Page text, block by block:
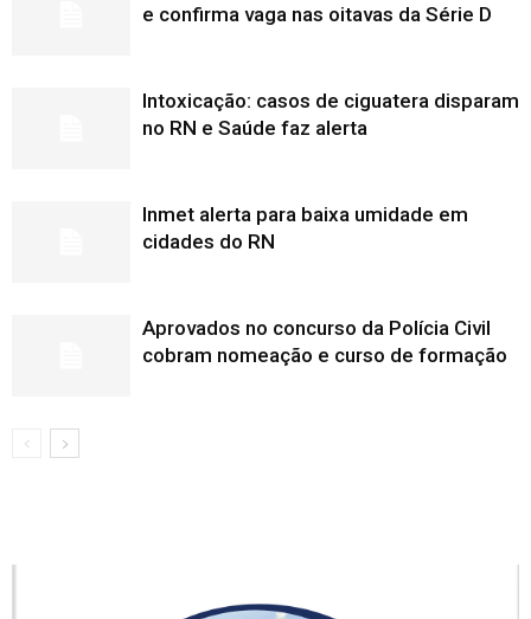
e confirma vaga nas oitavas da Série D
Intoxicação: casos de ciguatera disparam
no RN e Saúde faz alerta
Inmet alerta para baixa umidade em
cidades do RN
Aprovados no concurso da Polícia Civil
cobram nomeação e curso de formação